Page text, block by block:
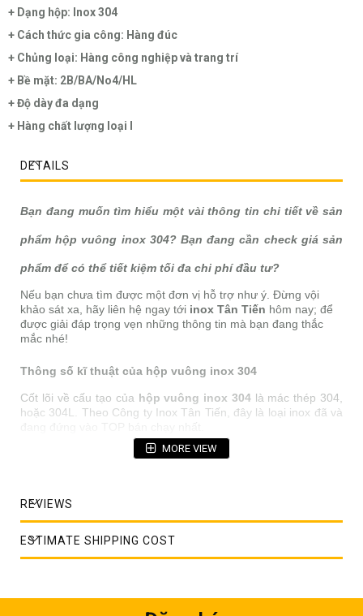
+ Dạng hộp: Inox 304
+ Cách thức gia công: Hàng đúc
+ Chủng loại: Hàng công nghiệp và trang trí
+ Bề mặt: 2B/BA/No4/HL
+ Độ dày đa dạng
+ Hàng chất lượng loại I
DETAILS
Bạn đang muốn tìm hiểu một vài thông tin chi tiết về sản
phẩmhộp vuông inox 304? Bạn đang cần check giá sản
phẩm để có thể tiết kiệm tối đa chi phí đầu tư?
Nếu bạn chưa tìm được một đơn vị hỗ trợ như ý. Đừng vội
khảo sát xa, hãy liên hệ ngay tới inox Tân Tiến hôm nay; để
được giải đáp trọng vẹn những thông tin mà bạn đang thắc
mắc nhé!
Thông số kĩ thuật của hộp vuông inox 304
Cốt lõi về cấu tạo của hộp vuông inox 304là mác thép 304,
hoặc 304L. Theo Công ty Inox Tân Tiến, đây là loại inox đã và
Sau đây là những thông số chi tiết về hộp vuông inox 304 mà
Loại C Si Mn P S Ni
Hộp
304
0.08
1.00 2.00 0.045 0.030
8.00
MORE VIEW
REVIEWS
ESTIMATE SHIPPING COST